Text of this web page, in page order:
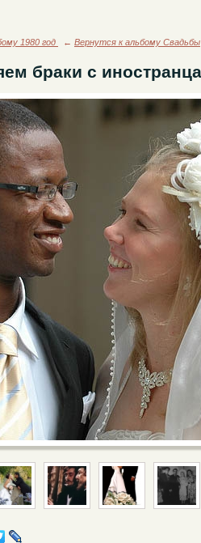
1980 год ← Вернутся к альбому Свадьбы
браки с